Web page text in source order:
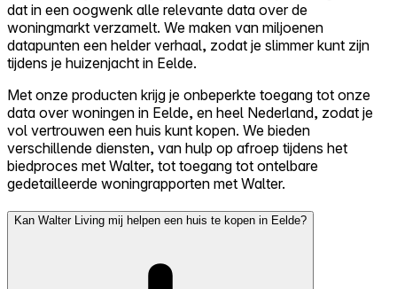
dat in een oogwenk alle relevante data over de
woningmarkt verzamelt. We maken van miljoenen
datapunten een helder verhaal, zodat je slimmer kunt zijn
tijdens je huizenjacht in Eelde.
Met onze producten krijg je onbeperkte toegang tot onze
data over woningen in Eelde, en heel Nederland, zodat je
vol vertrouwen een huis kunt kopen. We bieden
verschillende diensten, van hulp op afroep tijdens het
biedproces met Walter, tot toegang tot ontelbare
gedetailleerde woningrapporten met Walter.
Kan Walter Living mij helpen een huis te kopen in Eelde?